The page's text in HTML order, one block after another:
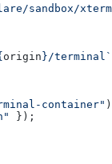
sandbox/
origin }/terminal`
container" )
});